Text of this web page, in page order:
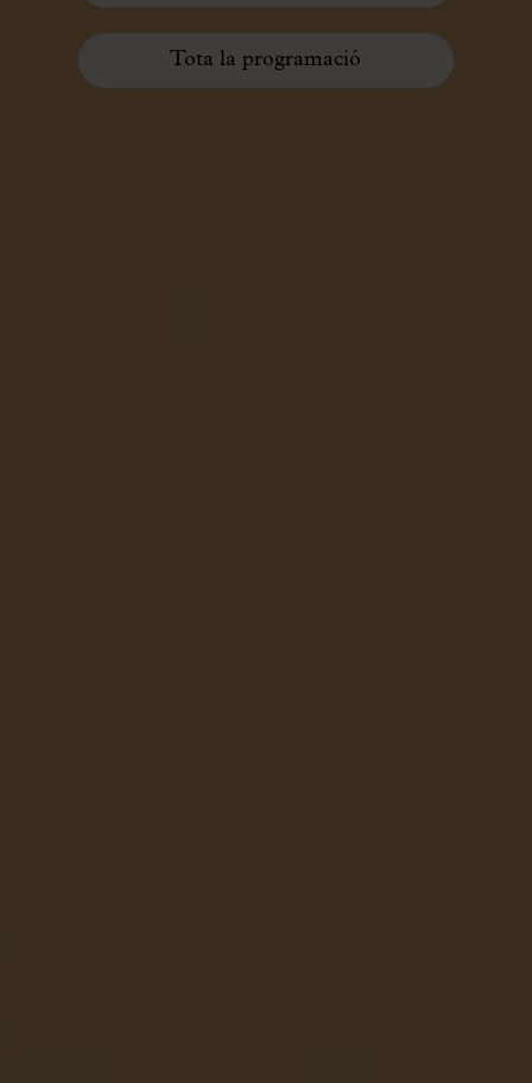
Tota la programació